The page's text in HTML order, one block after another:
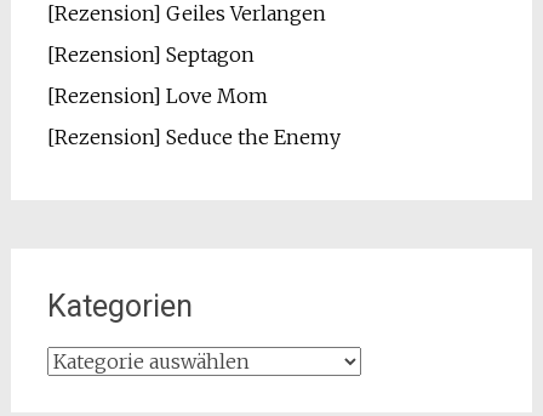
[Rezension] Geiles Verlangen
[Rezension] Septagon
[Rezension] Love Mom
[Rezension] Seduce the Enemy
Kategorien
Kategorien